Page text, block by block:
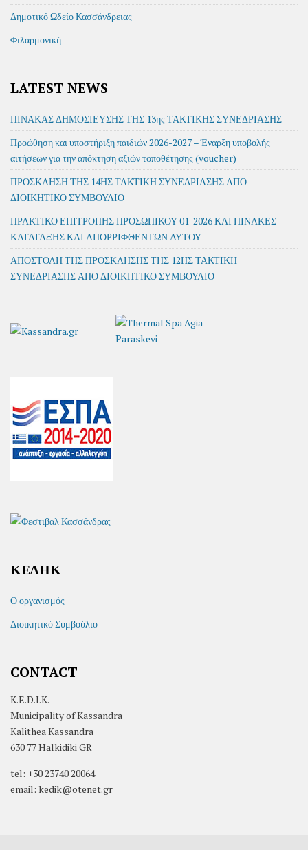
Δημοτικό Ωδείο Κασσάνδρειας
Φιλαρμονική
LATEST NEWS
ΠΙΝΑΚΑΣ ΔΗΜΟΣΙΕΥΣΗΣ ΤΗΣ 13ης ΤΑΚΤΙΚΗΣ ΣΥΝΕΔΡΙΑΣΗΣ
Προώθηση και υποστήριξη παιδιών 2026-2027 – Έναρξη υποβολής
αιτήσεων για την απόκτηση αξιών τοποθέτησης (voucher)
ΠΡΟΣΚΛΗΣΗ ΤΗΣ 14ΗΣ ΤΑΚΤΙΚΗ ΣΥΝΕΔΡΙΑΣΗΣ ΑΠΟ
ΔΙΟΙΚΗΤΙΚΟ ΣΥΜΒΟΥΛΙΟ
ΠΡΑΚΤΙΚΟ ΕΠΙΤΡΟΠΗΣ ΠΡΟΣΩΠΙΚΟΥ 01-2026 ΚΑΙ ΠΙΝΑΚΕΣ
ΚΑΤΑΤΑΞΗΣ ΚΑΙ ΑΠΟΡΡΙΦΘΕΝΤΩΝ ΑΥΤΟΥ
ΑΠΟΣΤΟΛΗ ΤΗΣ ΠΡΟΣΚΛΗΣΗΣ ΤΗΣ 12ΗΣ ΤΑΚΤΙΚΗ
ΣΥΝΕΔΡΙΑΣΗΣ ΑΠΟ ΔΙΟΙΚΗΤΙΚΟ ΣΥΜΒΟΥΛΙΟ
ΚΕΔΗΚ
Ο οργανισμός
Διοικητικό Συμβούλιο
CONTACT
K.E.D.I.K.
Municipality of Kassandra
Kalithea Kassandra
630 77 Halkidiki GR
tel: +30 23740 20064
email: kedik@otenet.gr